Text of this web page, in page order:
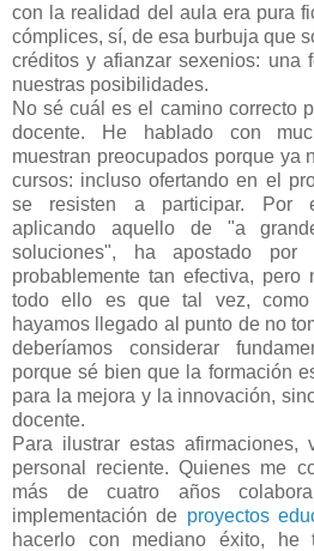
con la realidad del aula era pura
cómplices, sí, de esa burbuja que
créditos y afianzar sexenios: una
nuestras posibilidades.
No sé cuál es el camino correcto
docente. He hablado con
muestran preocupados porque ya
cursos: incluso ofertando en el
se resisten a participar. Por
aplicando aquello de "a
soluciones", ha apostado
probablemente tan efectiva,
todo ello es que tal vez,
hayamos llegado al punto de no
deberíamos considerar
porque sé bien que la formación
para la mejora y la innovación,
docente.
Para ilustrar estas
personal reciente. Quienes me
más de cuatro años
implementación de proyectos
hacerlo con mediano éxito, he